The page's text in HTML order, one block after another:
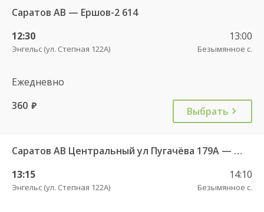
Саратов АВ — Ершов-2 614
12:30
Энгельс (ул. Степная 122А)
13:00
Безымянное с.
Ежедневно
360 руб. Выбрать
Саратов АВ Центральный ул Пугачёва 179А — Степное рп (ул Октябрьская 25)
13:15
Энгельс (ул. Степная 122А)
14:10
Безымянное с.